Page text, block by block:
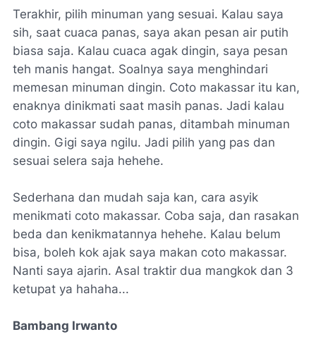
Terakhir, pilih minuman yang sesuai. Kalau saya
sih, saat cuaca panas, saya akan pesan air putih
biasa saja. Kalau cuaca agak dingin, saya pesan
teh manis hangat. Soalnya saya menghindari
memesan minuman dingin. Coto makassar itu kan,
enaknya dinikmati saat masih panas. Jadi kalau
coto makassar sudah panas, ditambah minuman
dingin. Gigi saya ngilu. Jadi pilih yang pas dan
sesuai selera saja hehehe.
Sederhana dan mudah saja kan, cara asyik
menikmati coto makassar. Coba saja, dan rasakan
beda dan kenikmatannya hehehe. Kalau belum
bisa, boleh kok ajak saya makan coto makassar.
Nanti saya ajarin. Asal traktir dua mangkok dan 3
ketupat ya hahaha...
Bambang Irwanto